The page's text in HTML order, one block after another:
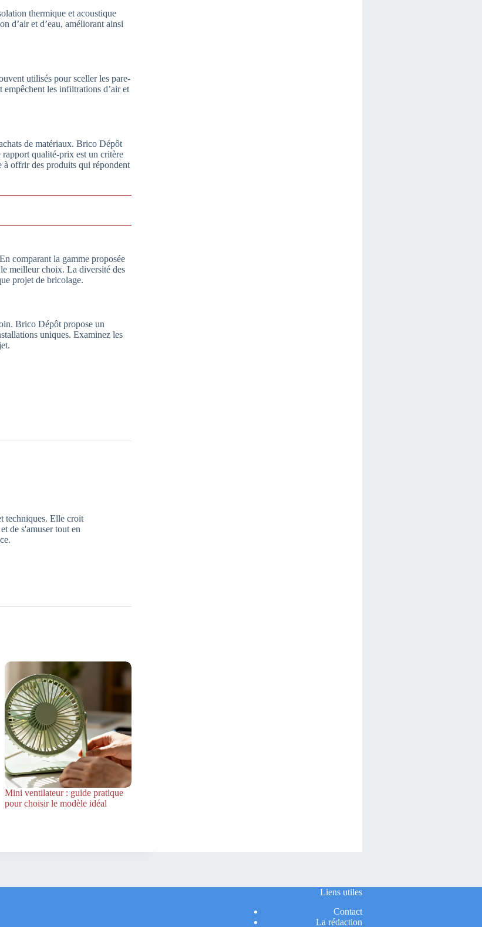
thermique et acoustique
d’air et d’eau, améliorant ainsi
utilisés pour sceller les pare-
empêchent les infiltrations d’air et
de matériaux. Brico Dépôt
qualité-prix est un critère
à offrir des produits qui répondent
comparant la gamme proposée
meilleur choix. La diversité des
projet de bricolage.
Brico Dépôt propose un
uniques. Examinez les
techniques. Elle croit
de s'amuser tout en
Mini ventilateur : guide pratique
pour choisir le modèle idéal
Liens utiles
Contact
La rédaction